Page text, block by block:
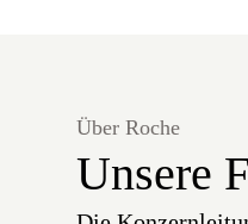
Über Roche
Unsere